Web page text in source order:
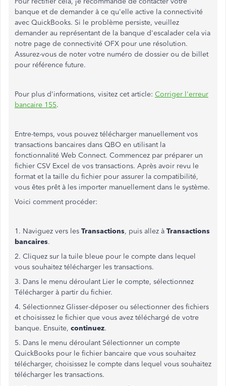
banque et de demander à ce qu'elle active la connectivité
avec QuickBooks. Si le problème persiste, veuillez
demander au représentant de la banque d'escalader cela via
notre page de connectivité OFX pour une résolution.
Assurez-vous de noter votre numéro de dossier ou de billet
pour référence future.
Pour plus d'informations, visitez cet article: Corriger l'erreur
bancaire 155.
Entre-temps, vous pouvez télécharger manuellement vos
transactions bancaires dans QBO en utilisant la
fonctionnalité Web Connect. Commencez par préparer un
fichier CSV Excel de vos transactions. Après avoir revu le
format et la taille du fichier pour assurer la compatibilité,
vous êtes prêt à les importer manuellement dans le système.
Voici comment procéder:
1. Naviguez vers les Transactions, puis allez à Transactions
bancaires.
2. Cliquez sur la tuile bleue pour le compte dans lequel
vous souhaitez télécharger les transactions.
3. Dans le menu déroulant Lier le compte, sélectionnez
Télécharger à partir du fichier.
4. Sélectionnez Glisser-déposer ou sélectionner des fichiers
et choisissez le fichier que vous avez téléchargé de votre
banque. Ensuite, continuez.
5. Dans le menu déroulant Sélectionner un compte
QuickBooks pour le fichier bancaire que vous souhaitez
télécharger, choisissez le compte dans lequel vous souhaitez
télécharger les transactions.